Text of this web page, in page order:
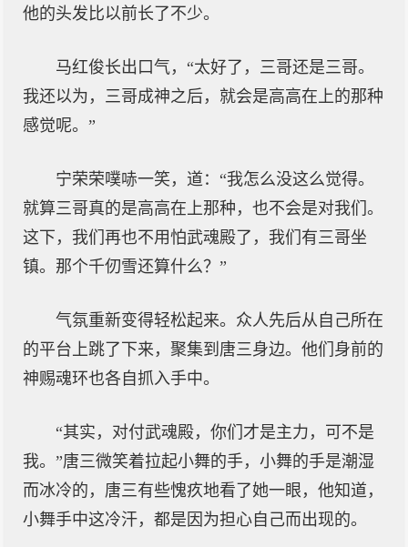
他的头发比以前长了不少。
马红俊长出口气，“太好了，三哥还是三哥。
我还以为，三哥成神之后，就会是高高在上的那种
感觉呢。”
宁荣荣噗哧一笑，道：“我怎么没这么觉得。
就算三哥真的是高高在上那种，也不会是对我们。
这下，我们再也不用怕武魂殿了，我们有三哥坐
镇。那个千仞雪还算什么？”
气氛重新变得轻松起来。众人先后从自己所在
的平台上跳了下来，聚集到唐三身边。他们身前的
神赐魂环也各自抓入手中。
“其实，对付武魂殿，你们才是主力，可不是
我。”唐三微笑着拉起小舞的手，小舞的手是潮湿
而冰冷的，唐三有些愧疚地看了她一眼，他知道，
小舞手中这冷汗，都是因为担心自己而出现的。